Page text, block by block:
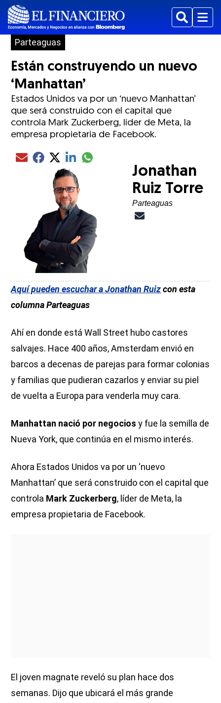
BuscarMenu
Parteaguas
Están construyendo un nuevo
‘Manhattan’
Estados Unidos va por un ‘nuevo Manhattan’
que será construido con el capital que
controla Mark Zuckerberg, líder de Meta, la
empresa propietaria de Facebook.
Compartir el artículo actual mediante Email
Compartir el artículo actual mediante Facebook
Compartir el artículo actual mediante Twitter
Compartir el artículo actual mediante LinkedIn
Compartir el artículo actual mediante
Jonathan
Ruiz Torre
Parteaguas
Aquí pueden escuchar a Jonathan Ruizcon esta
columna Parteaguas
Ahí en donde está Wall Street hubo castores
salvajes. Hace 400 años, Amsterdam envió en
barcos a decenas de parejas para formar colonias
y familias que pudieran cazarlos y enviar su piel
de vuelta a Europa para venderla muy cara.
Manhattan nació por negocios y fue la semilla de
Nueva York, que continúa en el mismo interés.
Ahora Estados Unidos va por un ‘nuevo
Manhattan’ que será construido con el capital que
controla Mark Zuckerberg, líder de Meta, la
empresa propietaria de Facebook.
El joven magnate reveló su plan hace dos
semanas. Dijo que ubicará el más grande